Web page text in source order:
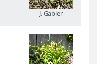
J. Gabler